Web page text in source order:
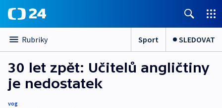
Rubriky Sport SLEDOVAT
30 let zpět: Učitelů angličtiny
je nedostatek
vog